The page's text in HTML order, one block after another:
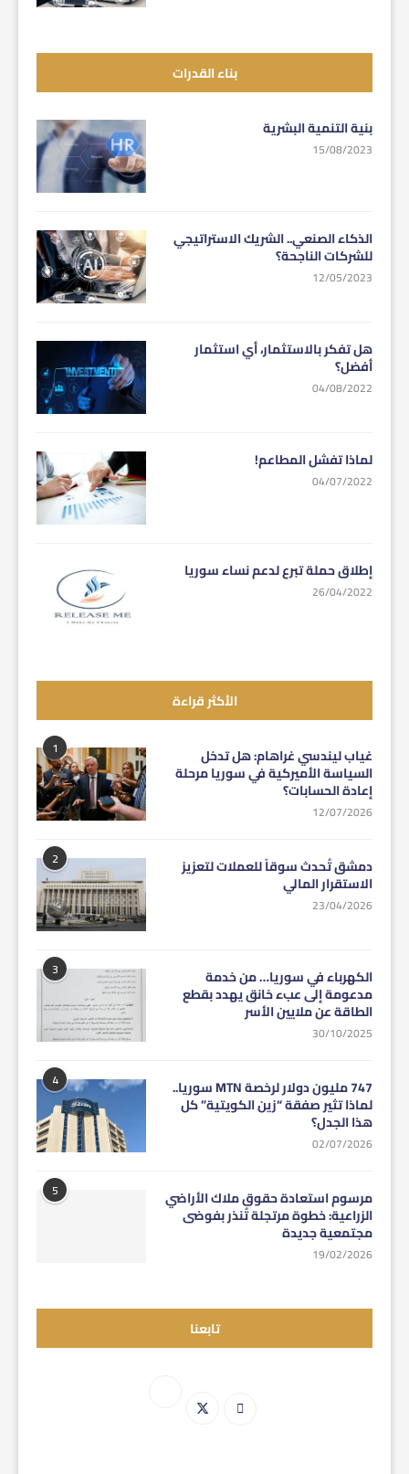
بناء القدرات
بنية التنمية البشرية
15/08/2023
الذكاء الصنعي.. الشريك الاستراتيجي
للشركات الناجحة؟
12/05/2023
هل تفكر بالاستثمار، أي استثمار
أفضل؟
04/08/2022
لماذا تفشل المطاعم!
04/07/2022
إطلاق حملة تبرع لدعم نساء سوريا
26/04/2022
الأكثر قراءة
1 غياب ليندسي غراهام: هل تدخل
السياسة الأميركية في سوريا مرحلة
إعادة الحسابات؟
12/07/2026
2 دمشق تُحدث سوقاً للعملات لتعزيز
الاستقرار المالي
23/04/2026
3 الكهرباء في سوريا… من خدمة
مدعومة إلى عبء خانق يهدد بقطع
الطاقة عن ملايين الأسر
30/10/2025
4 747 مليون دولار لرخصة MTN سوريا..
لماذا تثير صفقة “زين الكويتية” كل
هذا الجدل؟
02/07/2026
5 مرسوم استعادة حقوق ملاك الأراضي
الزراعية: خطوة مرتجلة تُنذر بفوضى
مجتمعية جديدة
19/02/2026
تابعنا